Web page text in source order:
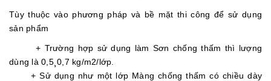
Tùy thuộc vào phương pháp và bề mặt thi công để sử dụng
sản phẩm
+ Trường hợp sử dụng làm Sơn chống thấm thì lượng
dùng là 0,5¸0,7 kg/m2/lớp.
+ Sử dụng như một lớp Màng chống thấm có chiều dày